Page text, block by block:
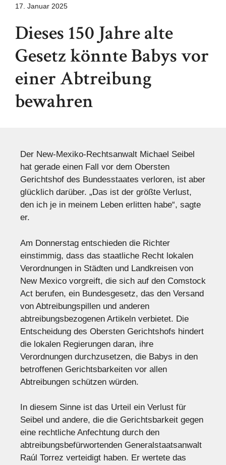
17. Januar 2025
Dieses 150 Jahre alte
Gesetz könnte Babys vor
einer Abtreibung
bewahren
Der New-Mexiko-Rechtsanwalt Michael Seibel
hat gerade einen Fall vor dem Obersten
Gerichtshof des Bundesstaates verloren, ist aber
glücklich darüber. „Das ist der größte Verlust,
den ich je in meinem Leben erlitten habe“, sagte
er.
Am Donnerstag entschieden die Richter
einstimmig, dass das staatliche Recht lokalen
Verordnungen in Städten und Landkreisen von
New Mexico vorgreift, die sich auf den Comstock
Act berufen, ein Bundesgesetz, das den Versand
von Abtreibungspillen und anderen
abtreibungsbezogenen Artikeln verbietet. Die
Entscheidung des Obersten Gerichtshofs hindert
die lokalen Regierungen daran, ihre
Verordnungen durchzusetzen, die Babys in den
betroffenen Gerichtsbarkeiten vor allen
Abtreibungen schützen würden.
In diesem Sinne ist das Urteil ein Verlust für
Seibel und andere, die die Gerichtsbarkeit gegen
eine rechtliche Anfechtung durch den
abtreibungsbefürwortenden Generalstaatsanwalt
Raúl Torrez verteidigt haben. Er wertete das